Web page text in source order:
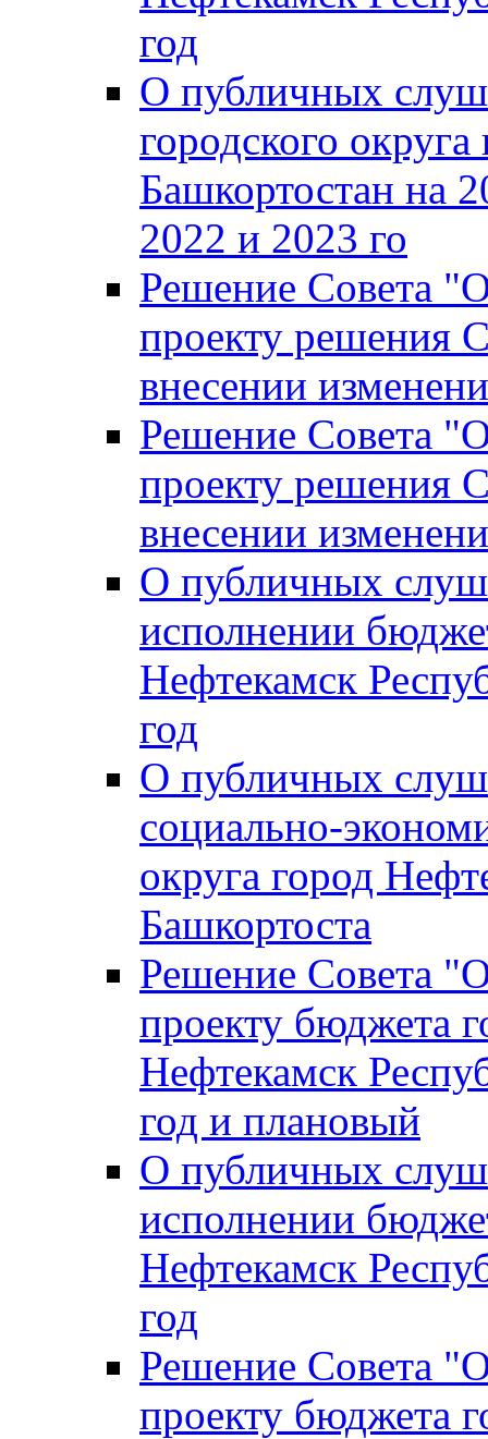
год
О публичных
городского
Башкортостан на
2022 и 2023 го
Решение Совета
проекту решения
внесении
Решение Совета
проекту решения
внесении
О публичных
исполнении
Нефтекамск
год
О публичных
социально-
округа город
Башкортоста
Решение Совета
проекту бюджета
Нефтекамск
год и плановый
О публичных
исполнении
Нефтекамск
год
Решение Совета
проекту бюджета